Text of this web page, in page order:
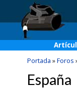
Portada »Foros
España